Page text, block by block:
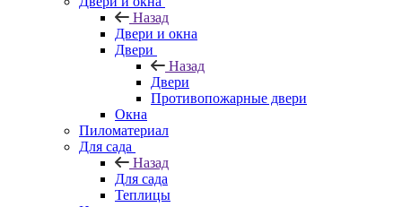
Назад
Двери и окна
Двери
Назад
Двери
Противопожарные двери
Окна
Пиломатериал
Для сада
Назад
Для сада
Теплицы